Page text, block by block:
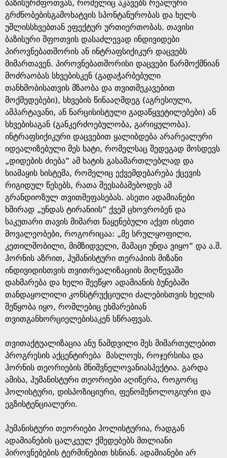
ბაზისურშფოთვას, რომელიც აკავებს რეალური
გრძნობებისგამოხატვის სპონტანურობას და ხელს
უშლისსხვებთან ეფექტურ ურთიერთობას. თავისი
ბაზისური შფოთვის დასაძლევად ინდივიდები
პიროვნებათშორის ან ინტრაფსიქიკურ დაცვებს
მიმართავენ. პიროვნებათშორისი დაცვები წარმოქმნიან
მოძრაობას სხვებისკენ (გადაჭარბებული
თანხმობისათვის მზაობა და თვითშეკავებით
მოქმედებები), სხვების წინააღმდეგ (აგრესიული,
ამპარტავანი, ან ნარცისისტული გადაწყვეტილებები) ან
სხვებისაგან (განკერძოებულობა, გარიყულობა).
ინტრაფსიქიკური დაცვებით ყალიბდება არარეალური
იდეალიზებული მეს ხატი, რომელსაც შედეგად მოსდევს
„დიდების ძიება“ ამ ხატის გასამართლებლად და
სიამაყის სისტემა, რომელიც ექვემდებარება ქცევის
რიგიდულ წესებს, რათა შეესაბამებოდეს ამ
გრანდიოზულ თვითშეფასებას. ასეთი ადამიანები
ხშირად „უნდას ტირანიის“ ქვეშ ცხოვრობენ და
საკუთარი თავის მიმართ წაყენებული აქვთ ისეთი
მოვალეობები, როგორიცაა: „მე სრულყოფილი,
კეთილშობილი, მიმზიდველი, მამაცი უნდა ვიყო“ და ა.შ.
ჰორნის აზრით, ჰუმანისტური თერაპიის მიზანი
ინდივიდისთვის თვითრეალიზაციის მიღწევაში
დახმარება და ხელი შეეწყო ადამიანის ბუნებაში
თანდაყოლილი კონსტრუქციული ძალებისთვის ხელის
შეწყობა იყო, რომლებიც ეხმარებიან
თვითგანხორციელებისაკენ სწრაფვას.
თვითაქტუალიზაცია ანუ ნამდვილი მეს მიმართულებით
პროგრესის აქცენტირება მასლოუს, როჯერსისა და
ჰორნის თეორიების მნიშვნელოვანიასპექტია. გარდა
ამისა, ჰუმანისტური თეორიები აღიწერა, როგორც
ჰოლისტური, დისპოზიციური, ფენომენოლოგიური და
ეგზისტენციალური.
ჰუმანისტური თეორიები ჰოლისტურია, რადგან
ადამიანების ცალკეულ ქმედებებს მთლიანი
პიროვნებების ტერმინებით ხსნიან. ადამიანები არ